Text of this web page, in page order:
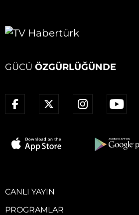
GÜCÜ ÖZGÜRLÜĞÜNDE
CANLI YAYIN
PROGRAMLAR